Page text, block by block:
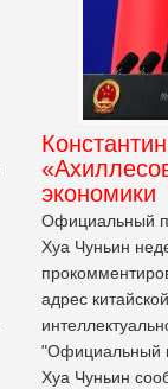
экономики
Официальный
Хуа Чуньин
адрес
"Официальный
Хуа Чуньин